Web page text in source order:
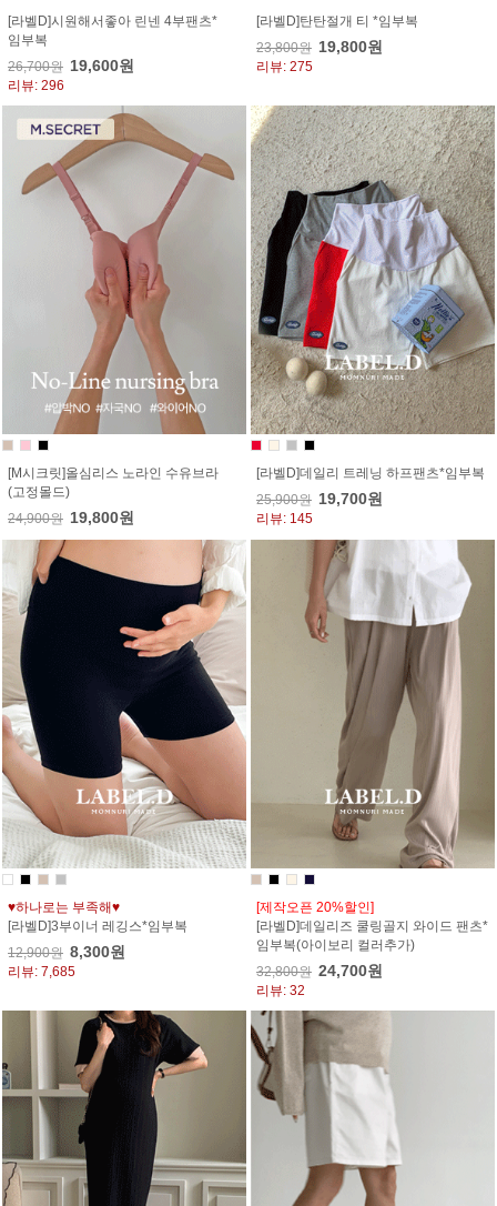
[라벨D]시원해서좋아 린넨 4부팬츠*
임부복
26,700원 19,600원
리뷰: 296
[라벨D]탄탄절개 티 *임부복
23,800원 19,800원
리뷰: 275
[M시크릿]올심리스 노라인 수유브라
(고정몰드)
24,900원 19,800원
[라벨D]데일리 트레닝 하프팬츠*임부복
25,900원 19,700원
리뷰: 145
♥하나로는 부족해♥
[라벨D]3부이너 레깅스*임부복
12,900원 8,300원
리뷰: 7,685
[제작오픈 20%할인]
[라벨D]데일리즈 쿨링골지 와이드 팬츠*
임부복(아이보리 컬러추가)
32,800원 24,700원
리뷰: 32